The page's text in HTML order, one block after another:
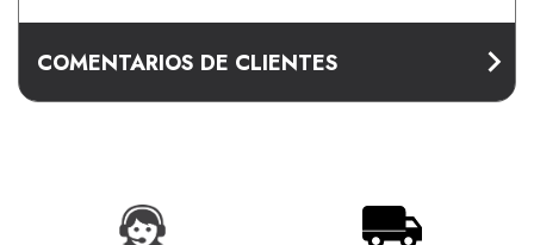
COMENTARIOS DE CLIENTES